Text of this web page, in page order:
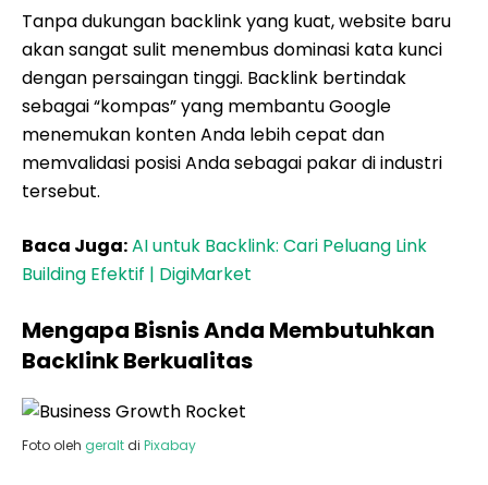
Tanpa dukungan backlink yang kuat, website baru
akan sangat sulit menembus dominasi kata kunci
dengan persaingan tinggi. Backlink bertindak
sebagai “kompas” yang membantu Google
menemukan konten Anda lebih cepat dan
memvalidasi posisi Anda sebagai pakar di industri
tersebut.
Baca Juga:AI untuk Backlink: Cari Peluang Link
Building Efektif | DigiMarket
Mengapa Bisnis Anda Membutuhkan
Backlink Berkualitas
Foto oleh geralt di Pixabay